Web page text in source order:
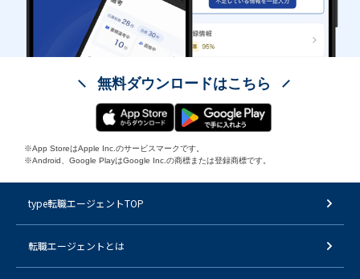
無料ダウンロードはこちら
※App StoreはApple Inc.のサービスマークです。
※Android、Google PlayはGoogle Inc.の商標または登録商標です。
type転職エージェントTOP
転職エージェントとは